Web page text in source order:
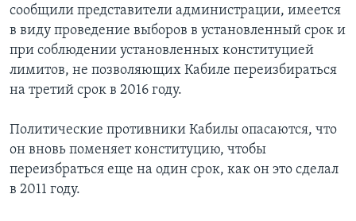
сообщили представители администрации, имеется
в виду проведение выборов в установленный срок и
при соблюдении установленных конституцией
лимитов, не позволяющих Кабиле переизбираться
на третий срок в 2016 году.
Политические противники Кабилы опасаются, что
он вновь поменяет конституцию, чтобы
переизбраться еще на один срок, как он это сделал
в 2011 году.